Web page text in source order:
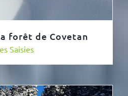
forêt de Covetan
Saisies